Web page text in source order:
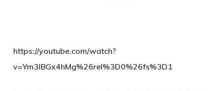
https://youtube.com/watch?
v=Ym3lBGx4hMg%26rel%3D0%26fs%3D1